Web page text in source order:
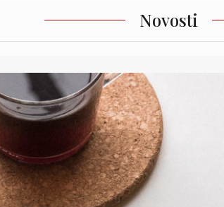
Novosti